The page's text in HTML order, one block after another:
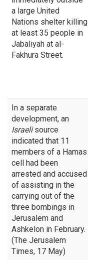
a large United
Nations shelter killing
at least 35 people in
Jabaliyah at al-
Fakhura Street.
In a separate
development, an
Israelisource
indicated that 11
members of a Hamas
cell had been
arrested and accused
of assisting in the
carrying out of the
three bombings in
Jerusalem and
Ashkelon in February.
(The Jerusalem
Times, 17 May)